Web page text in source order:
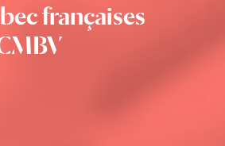
françaises